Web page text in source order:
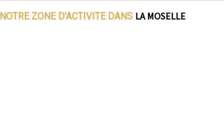
NOTRE ZONE D'ACTIVITE DANS LA MOSELLE